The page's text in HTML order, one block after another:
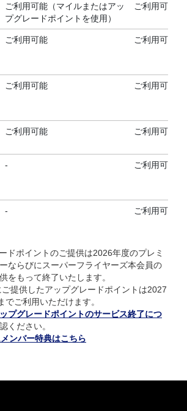
ご利用可能（マイルまたはアッ
プグレードポイントを使用）
ご利用可能
ご利用可能 ご利用可能
ご利用可能 ご利用可能
ご利用可能 ご利用可能
- ご利用可能
- ご利用可能
ドポイントのご提供は2026年度のプレミ
ならびにスーパーフライヤーズ本会員の
をもって終了いたします。
提供したアップグレードポイントは2027
でご利用いただけます。
プグレードポイントのサービス終了につ
ください。
ンバー特典はこちら